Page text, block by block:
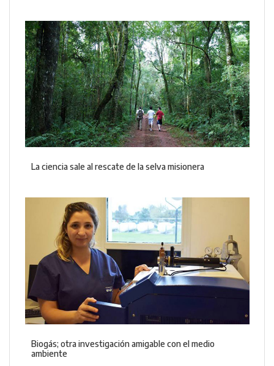
La ciencia sale al rescate de la selva misionera
Biogás; otra investigación amigable con el medio
ambiente